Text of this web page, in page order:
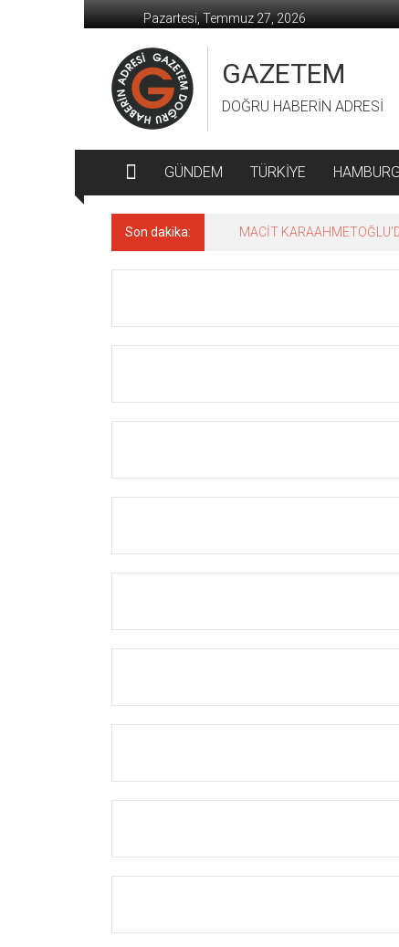
geç
Pazartesi, Temmuz 27, 2026
GAZETEM
DOĞRU HABERİN ADRESİ
GÜNDEM TÜRKİYE HAMBURG
Son dakika: MACİT